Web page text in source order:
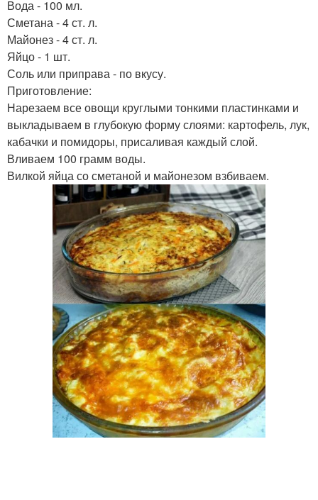
Вода - 100 мл.
Сметана - 4 ст. л.
Майонез - 4 ст. л.
Яйцо - 1 шт.
Соль или приправа - по вкусу.
Приготовление:
Нарезаем все овощи круглыми тонкими пластинками и
выкладываем в глубокую форму слоями: картофель, лук,
кабачки и помидоры, присаливая каждый слой.
Вливаем 100 грамм воды.
Вилкой яйца со сметаной и майонезом взбиваем.